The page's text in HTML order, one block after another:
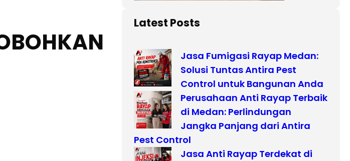
Latest Posts
Jasa Fumigasi Rayap Medan:
Solusi Tuntas Antira Pest
Control untuk Bangunan Anda
Perusahaan Anti Rayap Terbaik
di Medan: Perlindungan
Jangka Panjang dari Antira
Pest Control
Jasa Anti Rayap Terdekat di